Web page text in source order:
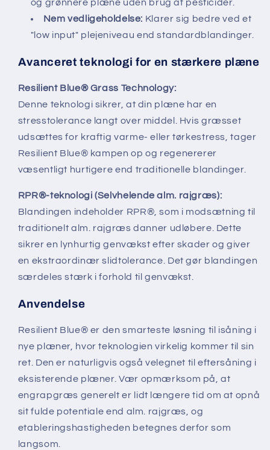
og grønnere plæne uden brug af pesticider.
Nem vedligeholdelse: Klarer sig bedre ved et
"low input" plejeniveau end standardblandinger.
Avanceret teknologi for en stærkere plæne
Resilient Blue® Grass Technology:
Denne teknologi sikrer, at din plæne har en
stresstolerance langt over middel. Hvis græsset
udsættes for kraftig varme- eller tørkestress, tager
Resilient Blue® kampen op og regenererer
væsentligt hurtigere end traditionelle blandinger.
RPR®-teknologi (Selvhelende alm. rajgræs):
Blandingen indeholder RPR®, som i modsætning til
traditionelt alm. rajgræs danner udløbere. Dette
sikrer en lynhurtig genvækst efter skader og giver
en ekstraordinær slidtolerance. Det gør blandingen
særdeles stærk i forhold til genvækst.
Anvendelse
Resilient Blue® er den smarteste løsning til isåning i
nye plæner, hvor teknologien virkelig kommer til sin
ret. Den er naturligvis også velegnet til eftersåning i
eksisterende plæner. Vær opmærksom på, at
engrapgræs generelt er lidt længere tid om at opnå
sit fulde potentiale end alm. rajgræs, og
etableringshastigheden betegnes derfor som
langsom.